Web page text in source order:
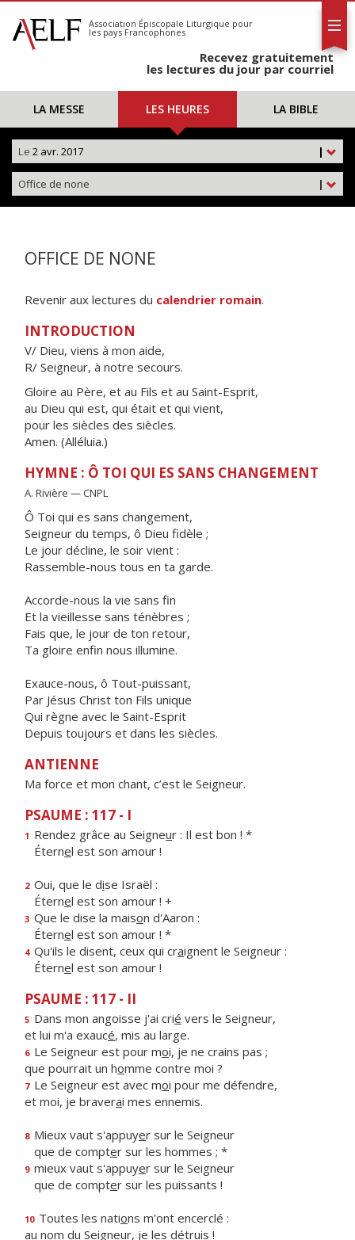
S'abonner
Calendrier
Association Épiscopale Liturgique pour
les pays Francophones
Recevez gratuitement
les lectures du jour par courriel
LA MESSE LES HEURES LA BIBLE
|
Le 2 avr. 2017
|
Office de none
OFFICE DE NONE
Revenir aux lectures du calendrier romain.
INTRODUCTION
V/ Dieu, viens à mon aide,
R/ Seigneur, à notre secours.
Gloire au Père, et au Fils et au Saint-Esprit,
au Dieu qui est, qui était et qui vient,
pour les siècles des siècles.
Amen. (Alléluia.)
HYMNE : Ô TOI QUI ES SANS CHANGEMENT
A. Rivière — CNPL
Ô Toi qui es sans changement,
Seigneur du temps, ô Dieu fidèle ;
Le jour décline, le soir vient :
Rassemble-nous tous en ta garde.
Accorde-nous la vie sans fin
Et la vieillesse sans ténèbres ;
Fais que, le jour de ton retour,
Ta gloire enfin nous illumine.
Exauce-nous, ô Tout-puissant,
Par Jésus Christ ton Fils unique
Qui règne avec le Saint-Esprit
Depuis toujours et dans les siècles.
ANTIENNE
Ma force et mon chant, c’est le Seigneur.
PSAUME : 117 - I
1 Rendez grâce au Seigneur : Il est bon ! *
Éternel est son amour !
2 Oui, que le dise Israël :
Éternel est son amour ! +
3 Que le dise la maison d'Aaron :
Éternel est son amour ! *
4 Qu'ils le disent, ceux qui craignent le Seigneur :
Éternel est son amour !
PSAUME : 117 - II
5 Dans mon angoisse j'ai crié vers le Seigneur,
et lui m'a exaucé, mis au large.
6 Le Seigneur est pour moi, je ne crains pas ;
que pourrait un homme contre moi ?
7 Le Seigneur est avec moi pour me défendre,
et moi, je braverai mes ennemis.
8 Mieux vaut s'appuyer sur le Seigneur
que de compter sur les hommes ; *
9 mieux vaut s'appuyer sur le Seigneur
que de compter sur les puissants !
10 Toutes les nations m'ont encerclé :
au nom du Seigneur, je les détruis !